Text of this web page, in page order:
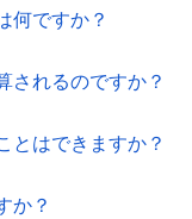
何ですか？
されるのですか？
とはできますか？
か？